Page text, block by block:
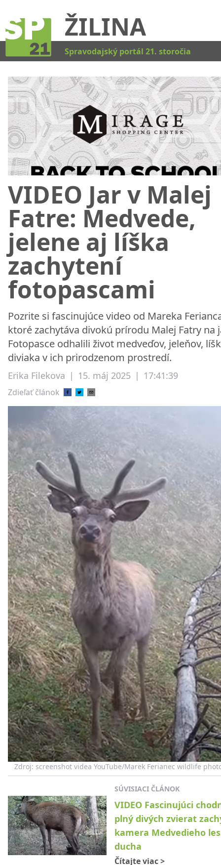
ŽILINA
Spravodajský portál 21. storočia
VIDEO Jar v Malej
Fatre: Medvede,
jelene aj líška
zachytení
fotopascami
Pozrite si fascinujúce video od Mareka
ktoré zachytáva divokú prírodu Malej Fatry na
Fotopasce odhalili život medveďov, jeleňov,
diviaka v ich prirodzenom prostredí.
Erika Filekova | 15. máj 2025 | 17:41:39
Zdieľať článok
Zdroj: screenshot videa YouTube/Marek Ferianec wildlife
SÚVISIACI ČLÁNOK
VIDEO Fascinujúci
plný divých zvierat
kamera Medvedieho
ducha
Čítajte viac>